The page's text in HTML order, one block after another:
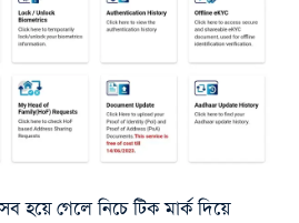
হয়ে গেলে নিচে টিক মার্ক দিয়ে